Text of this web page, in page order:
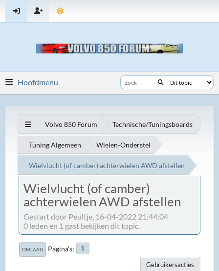
Hoofdmenu
Volvo 850 Forum Technische/Tuningsboards
Tuning Algemeen Wielen-Onderstel
Wielvlucht (of camber) achterwielen AWD afstellen
Wielvlucht (of camber)
achterwielen AWD afstellen
Gestart door Peultje, 16-04-2022 21:44:04
0 leden en 1 gast bekijken dit topic.
OMLAAG Pagina's 1
Gebruikersacties